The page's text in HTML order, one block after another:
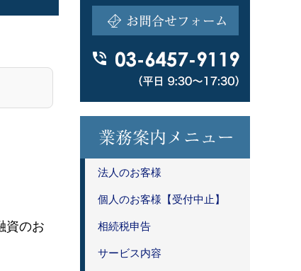
資のお
法人のお客様
個人のお客様【受付中止】
相続税申告
サービス内容